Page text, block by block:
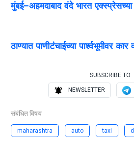
मुंबई–अहमदाबाद वंदे भारत एक्स्प्रेसच्या
ठाण्यात पाणीटंचाईच्या पार्श्वभूमीवर कार
SUBSCRIBE TO
NEWSLETTER
संबंधित विषय
maharashtra auto taxi